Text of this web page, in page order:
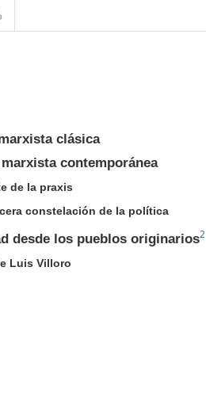
clásica
contemporánea
de la praxis
constelación de la política
desde los pueblos originarios2
Luis Villoro